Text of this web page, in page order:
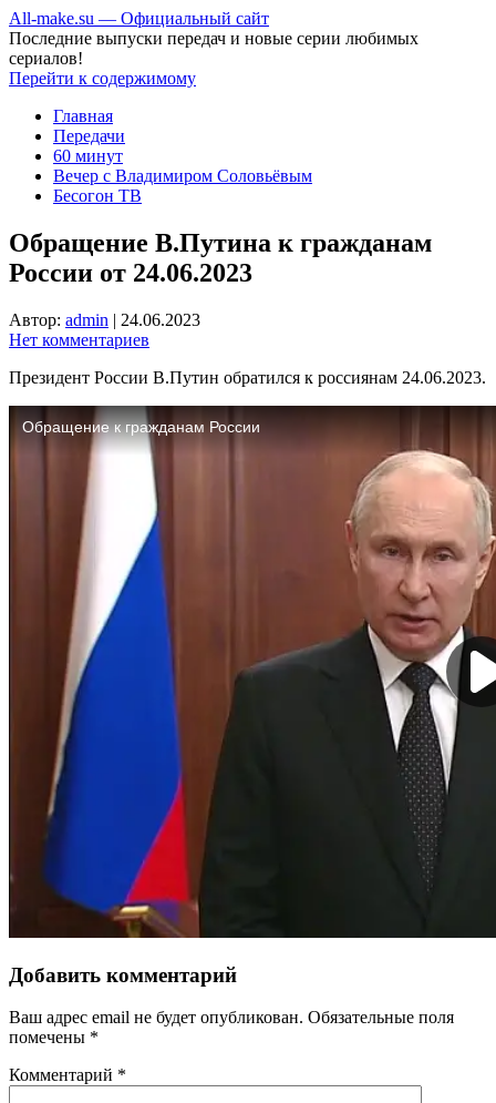
All-make.su — Официальный сайт
Последние выпуски передач и новые серии любимых
сериалов!
Перейти к содержимому
Главная
Передачи
60 минут
Вечер с Владимиром Соловьёвым
Бесогон ТВ
Обращение В.Путина к гражданам
России от 24.06.2023
Автор: admin | 24.06.2023
Нет комментариев
Президент России В.Путин обратился к россиянам 24.06.2023.
Добавить комментарий
Ваш адрес email не будет опубликован. Обязательные поля
помечены *
Комментарий *